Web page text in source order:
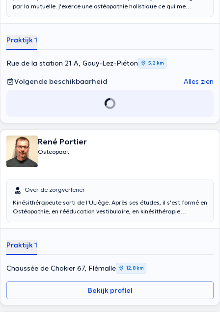
par la mutuelle. j'exerce une ostéopathie holistique ce qui me
sacré).
Praktijk 1
Rue de la station 21 A, Gouy-Lez-Piéton 5,2 km
Volgende beschikbaarheid Alles zien
René Portier
Osteopaat
Over de zorgverlener
Kinésithérapeute sorti de l'ULiège. Après ses études, il s'est formé en
Ostéopathie, en rééducation vestibulaire, en kinésithérapie
toujours, vous l'avez surement déjà aperçu s'engageant dans la vie
grande plage horaire. Ses sports de prédilection sont : la
gymnastique, le volley, la course à pied et le ski.
Praktijk 1
Chaussée de Chokier 67, Flémalle 12,8 km
Bekijk profiel